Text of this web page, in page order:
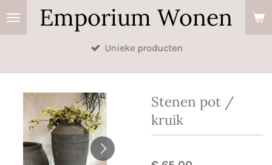
Ga
Emporium Wonen
Unieke producten
Stenen pot /
kruik